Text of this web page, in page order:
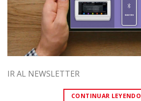
IR AL NEWSLETTER
CONTINUAR LEYENDO